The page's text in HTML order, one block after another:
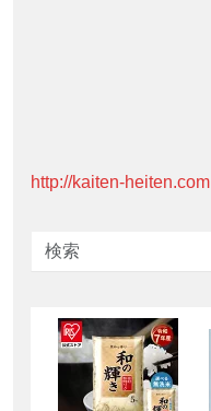
http://kaiten-heiten.com